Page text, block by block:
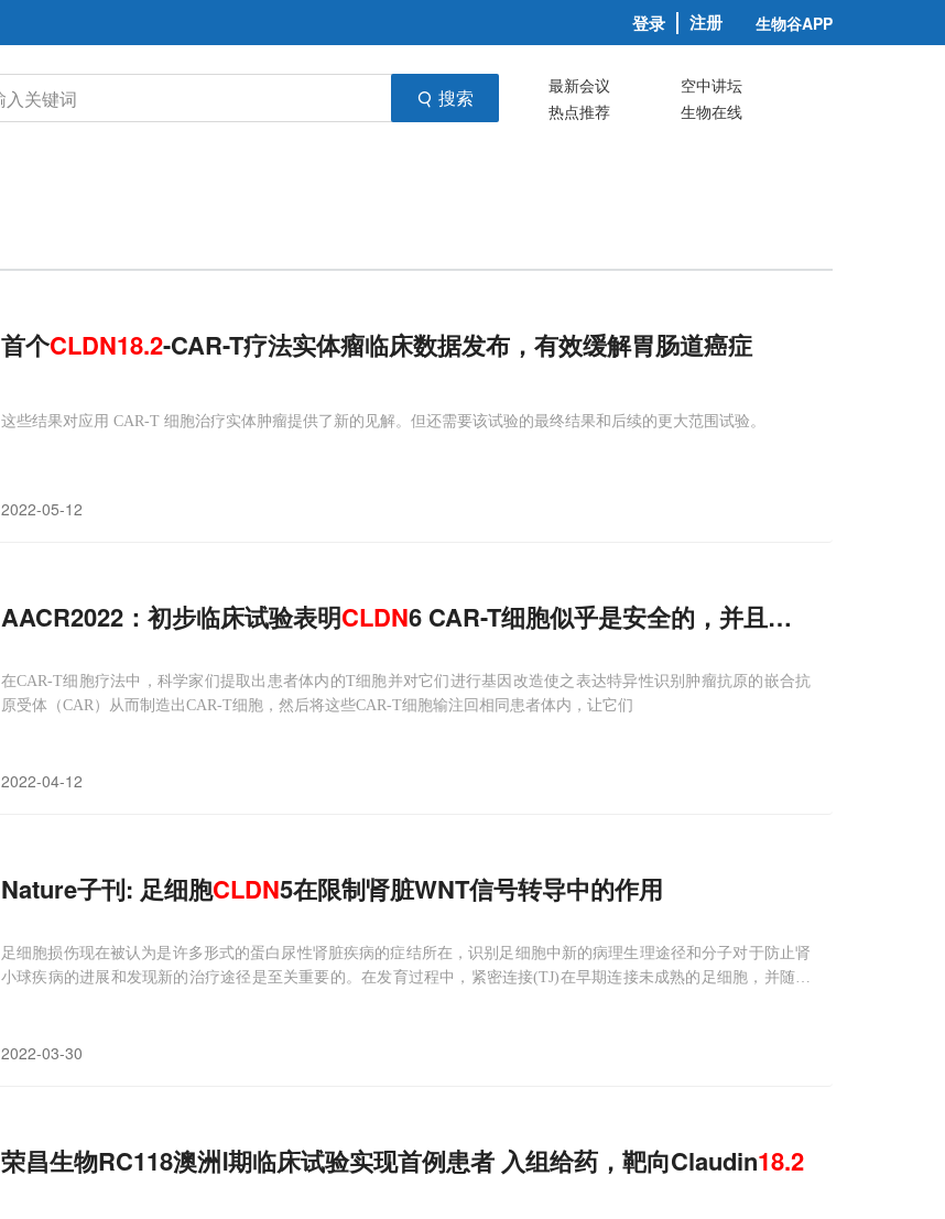
登录 注册 生物谷APP
搜索 最新会议
空中讲坛
热点推荐
生物在线
首个CLDN18.2-CAR-T疗法实体瘤临床数据发布，有效缓解胃肠道癌症
这些结果对应用 CAR-T 细胞治疗实体肿瘤提供了新的见解。但还需要该试验的最终结果和后续的更大范围试验。
2022-05-12
AACR2022：初步临床试验表明CLDN6 CAR-T细胞似乎是安全的，并且显示出早期的疗
在CAR-T细胞疗法中，科学家们提取出患者体内的T细胞并对它们进行基因改造使之表达特异性识别肿瘤抗原的嵌合抗
原受体（CAR）从而制造出CAR-T细胞，然后将这些CAR-T细胞输注回相同患者体内，让它们
2022-04-12
Nature子刊: 足细胞CLDN5在限制肾脏WNT信号转导中的作用
足细胞损伤现在被认为是许多形式的蛋白尿性肾脏疾病的症结所在，识别足细胞中新的病理生理途径和分子对于防止肾
小球疾病的进展和发现新的治疗途径是至关重要的。在发育过程中，紧密连接(TJ)在早期连接未成熟的足细胞，并随着
2022-03-30
荣昌生物RC118澳洲Ⅰ期临床试验实现首例患者 入组给药，靶向Claudin18.2